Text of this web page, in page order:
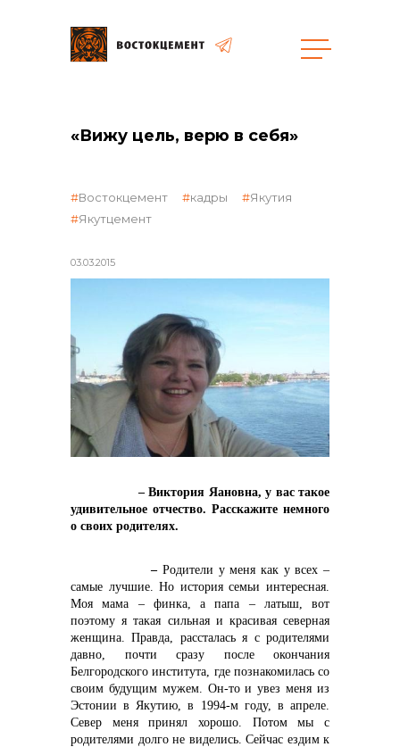
реализация неликвидов
контакты отдела закупок
«Вижу цель, верю в себя»
03.03.2015
Востокцемент кадры
Якутия
Якутцемент
– Виктория Яановна, у вас такое
удивительное отчество. Расскажите немного
о своих родителях.
–Родители у меня как у всех –
самые лучшие. Но история семьи интересная.
Моя мама – финка, а папа – латыш, вот
поэтому я такая сильная и красивая северная
женщина. Правда, рассталась я с родителями
давно, почти сразу после окончания
Белгородского института, где познакомилась со
своим будущим мужем. Он-то и увез меня из
Эстонии в Якутию, в 1994-м году, в апреле.
Север меня принял хорошо. Потом мы с
родителями долго не виделись. Сейчас ездим к